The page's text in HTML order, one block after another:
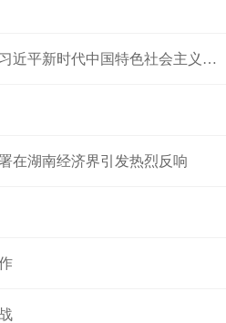
国特色社会主义思想指引复兴伟业
在湖南经济界引发热烈反响